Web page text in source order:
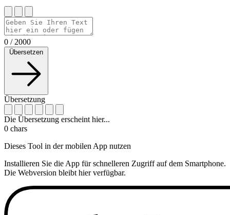
0 / 2000
Übersetzen
Übersetzung
Die Übersetzung erscheint hier...
0 chars
Dieses Tool in der mobilen App nutzen
Installieren Sie die App für schnelleren Zugriff auf dem Smartphone.
Die Webversion bleibt hier verfügbar.